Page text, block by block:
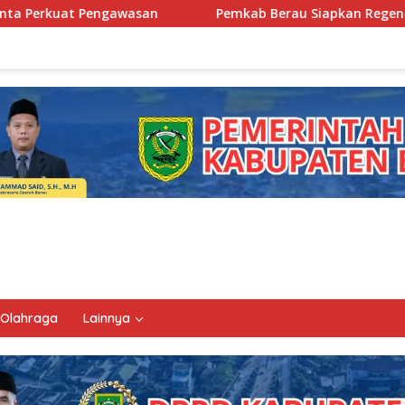
Pemkab Berau Siapkan Regenerasi Pejabat, Empat
Olahraga Lainnya